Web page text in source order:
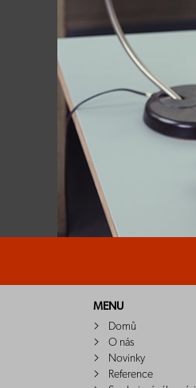
MENU
Domů
O nás
Novinky
Reference